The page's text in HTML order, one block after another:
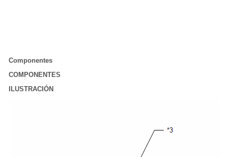
Componentes
COMPONENTES
ILUSTRACIÓN